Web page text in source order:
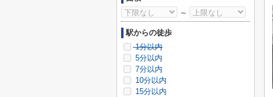
～
駅からの徒歩
1分以内
5分以内
7分以内
10分以内
15分以内